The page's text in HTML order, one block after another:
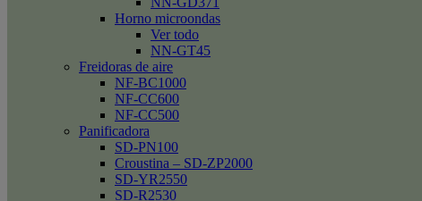
Horno microondas
Ver todo
NN-GT45
Freidoras de aire
NF-BC1000
NF-CC600
NF-CC500
Panificadora
SD-PN100
Croustina – SD-ZP2000
SD-YR2550
SD-R2530